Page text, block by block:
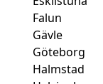
Falun
Gävle
Göteborg
Halmstad